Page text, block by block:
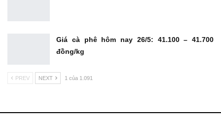
Giá cà phê hôm nay 26/5: 41.100 – 41.700
đồng/kg
PREV NEXT 1 của 1.091